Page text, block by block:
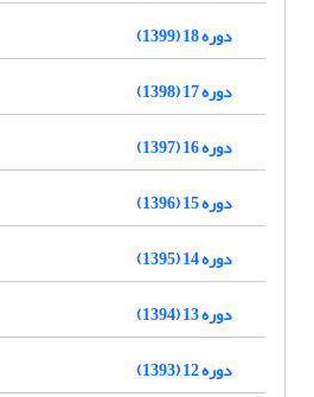
دوره 18 (1399)
دوره 17 (1398)
دوره 16 (1397)
دوره 15 (1396)
دوره 14 (1395)
دوره 13 (1394)
دوره 12 (1393)